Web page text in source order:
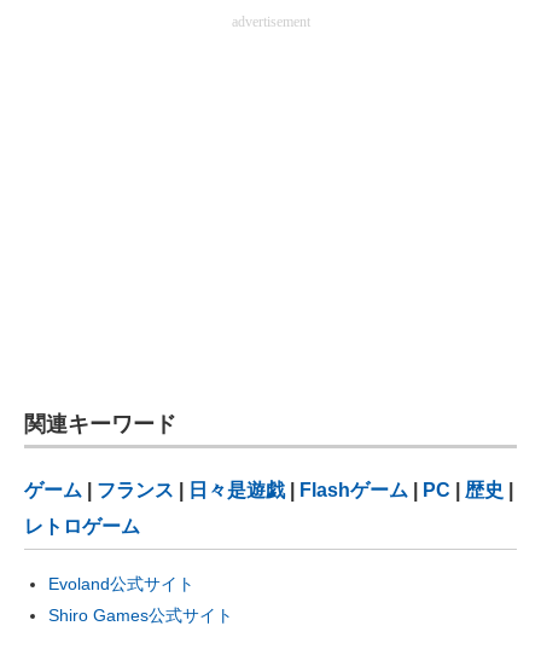
advertisement
関連キーワード
ゲーム フランス 日々是遊戯| Flashゲーム PC 歴史
レトロゲーム
Evoland公式サイト
Shiro Games公式サイト